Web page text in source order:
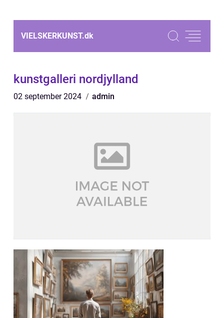
VIELSKERKUNST.dk
kunstgalleri nordjylland
02 september 2024 admin